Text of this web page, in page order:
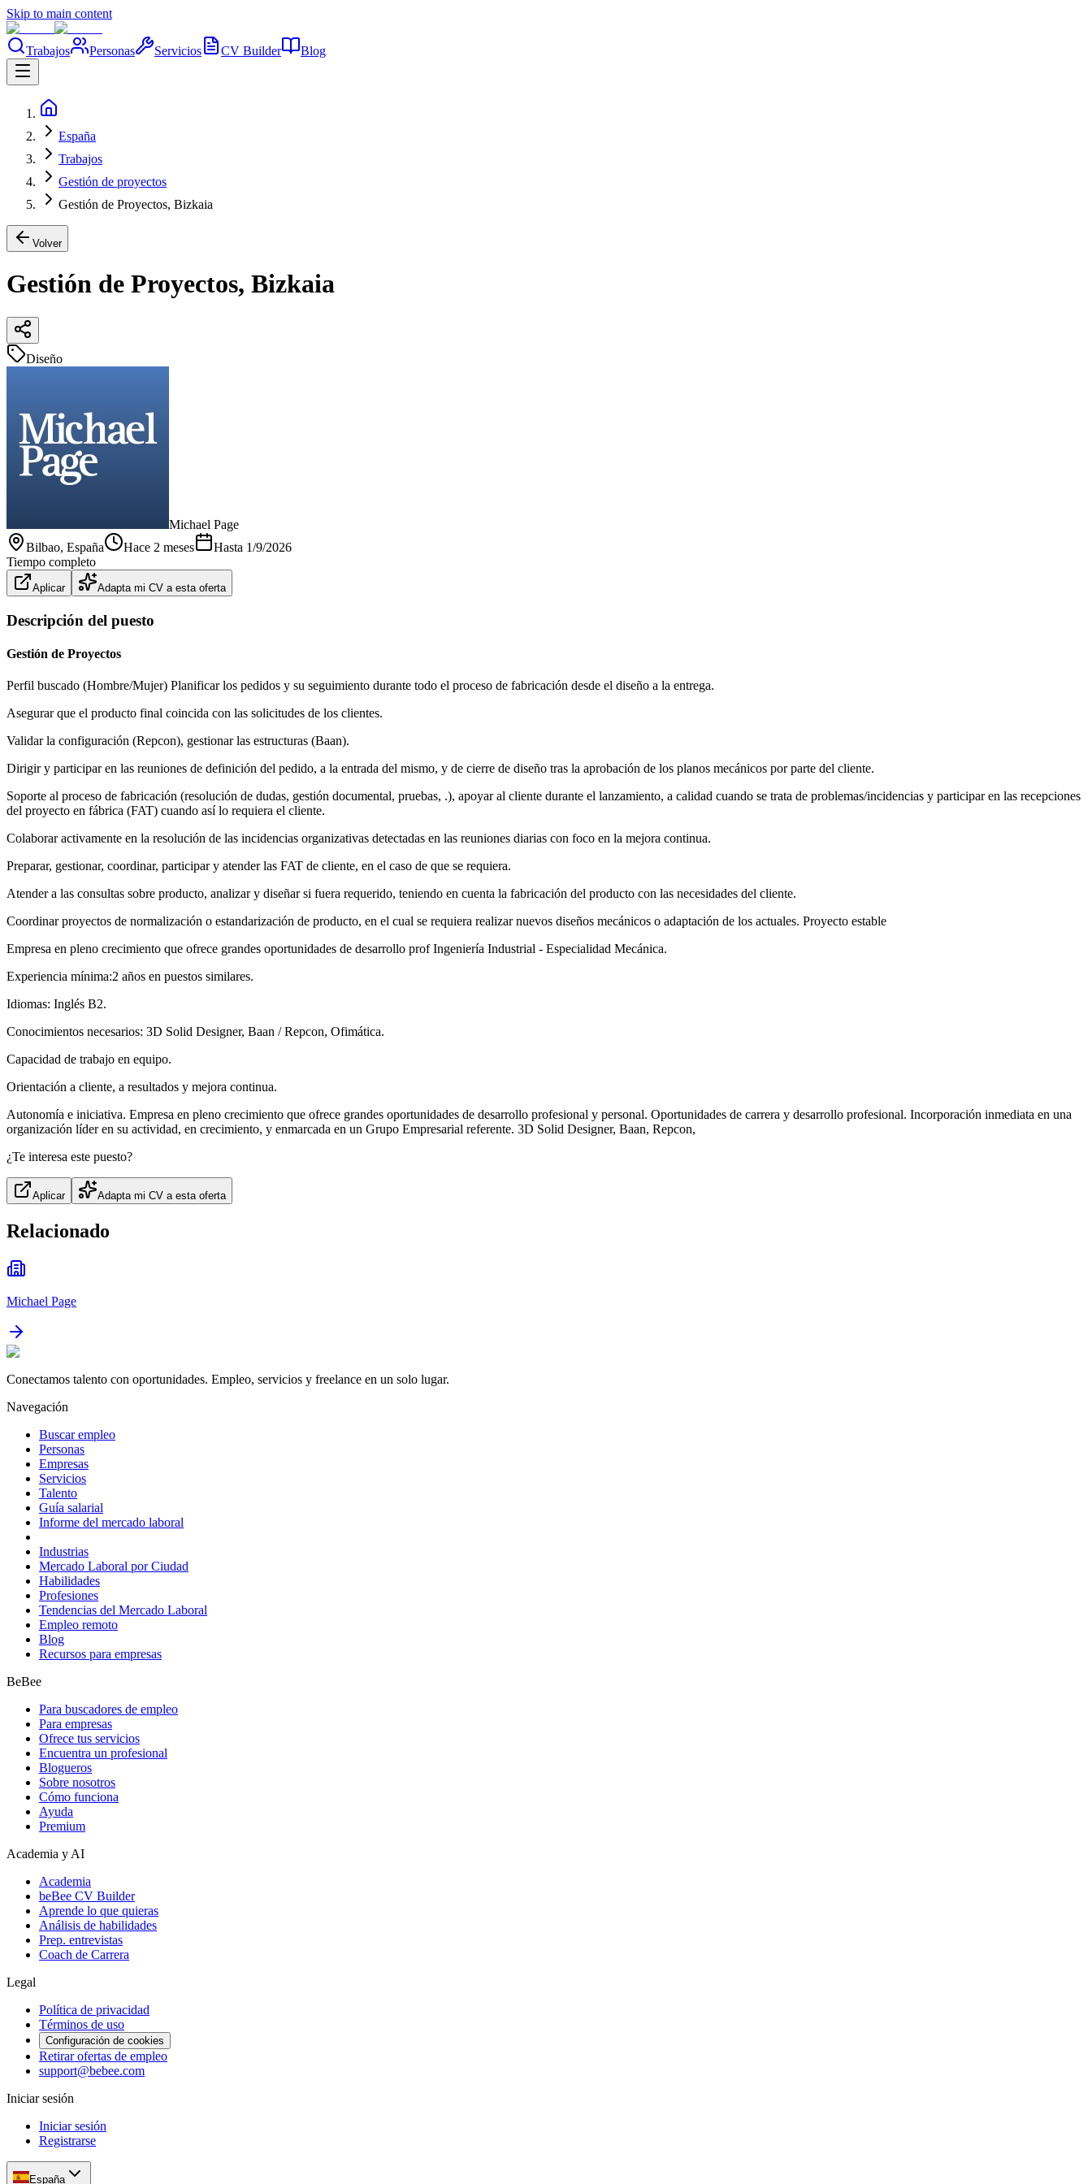
Skip to main content
Trabajos Personas Servicios CV Builder Blog
España
Trabajos
Gestión de proyectos
Gestión de Proyectos, Bizkaia
Volver
Gestión de Proyectos, Bizkaia
Diseño
Michael Page
Bilbao, España Hace 2 meses Hasta 1/9/2026
Tiempo completo
Aplicar Adapta mi CV a esta oferta
Descripción del puesto
Gestión de Proyectos
Perfil buscado (Hombre/Mujer) Planificar los pedidos y su seguimiento durante todo el proceso de fabricación desde el diseño a la entrega.
Asegurar que el producto final coincida con las solicitudes de los clientes.
Validar la configuración (Repcon), gestionar las estructuras (Baan).
Dirigir y participar en las reuniones de definición del pedido, a la entrada del mismo, y de cierre de diseño tras la aprobación de los planos mecánicos por parte del cliente.
Soporte al proceso de fabricación (resolución de dudas, gestión documental, pruebas, .), apoyar al cliente durante el lanzamiento, a calidad cuando se trata de problemas/incidencias y participar en las recepciones
del proyecto en fábrica (FAT) cuando así lo requiera el cliente.
Colaborar activamente en la resolución de las incidencias organizativas detectadas en las reuniones diarias con foco en la mejora continua.
Preparar, gestionar, coordinar, participar y atender las FAT de cliente, en el caso de que se requiera.
Atender a las consultas sobre producto, analizar y diseñar si fuera requerido, teniendo en cuenta la fabricación del producto con las necesidades del cliente.
Coordinar proyectos de normalización o estandarización de producto, en el cual se requiera realizar nuevos diseños mecánicos o adaptación de los actuales. Proyecto estable
Empresa en pleno crecimiento que ofrece grandes oportunidades de desarrollo prof Ingeniería Industrial - Especialidad Mecánica.
Experiencia mínima:2 años en puestos similares.
Idiomas: Inglés B2.
Conocimientos necesarios: 3D Solid Designer, Baan / Repcon, Ofimática.
Capacidad de trabajo en equipo.
Orientación a cliente, a resultados y mejora continua.
Autonomía e iniciativa. Empresa en pleno crecimiento que ofrece grandes oportunidades de desarrollo profesional y personal. Oportunidades de carrera y desarrollo profesional. Incorporación inmediata en una
organización líder en su actividad, en crecimiento, y enmarcada en un Grupo Empresarial referente. 3D Solid Designer, Baan, Repcon,
¿Te interesa este puesto?
Aplicar Adapta mi CV a esta oferta
Relacionado
Michael Page
Conectamos talento con oportunidades. Empleo, servicios y freelance en un solo lugar.
Navegación
Buscar empleo
Personas
Empresas
Servicios
Talento
Guía salarial
Informe del mercado laboral
Industrias
Mercado Laboral por Ciudad
Habilidades
Profesiones
Tendencias del Mercado Laboral
Empleo remoto
Blog
Recursos para empresas
BeBee
Para buscadores de empleo
Para empresas
Ofrece tus servicios
Encuentra un profesional
Blogueros
Sobre nosotros
Cómo funciona
Ayuda
Premium
Academia y AI
Academia
beBee CV Builder
Aprende lo que quieras
Análisis de habilidades
Prep. entrevistas
Coach de Carrera
Legal
Política de privacidad
Términos de uso
Configuración de cookies
Retirar ofertas de empleo
support@bebee.com
Iniciar sesión
Iniciar sesión
Registrarse
España